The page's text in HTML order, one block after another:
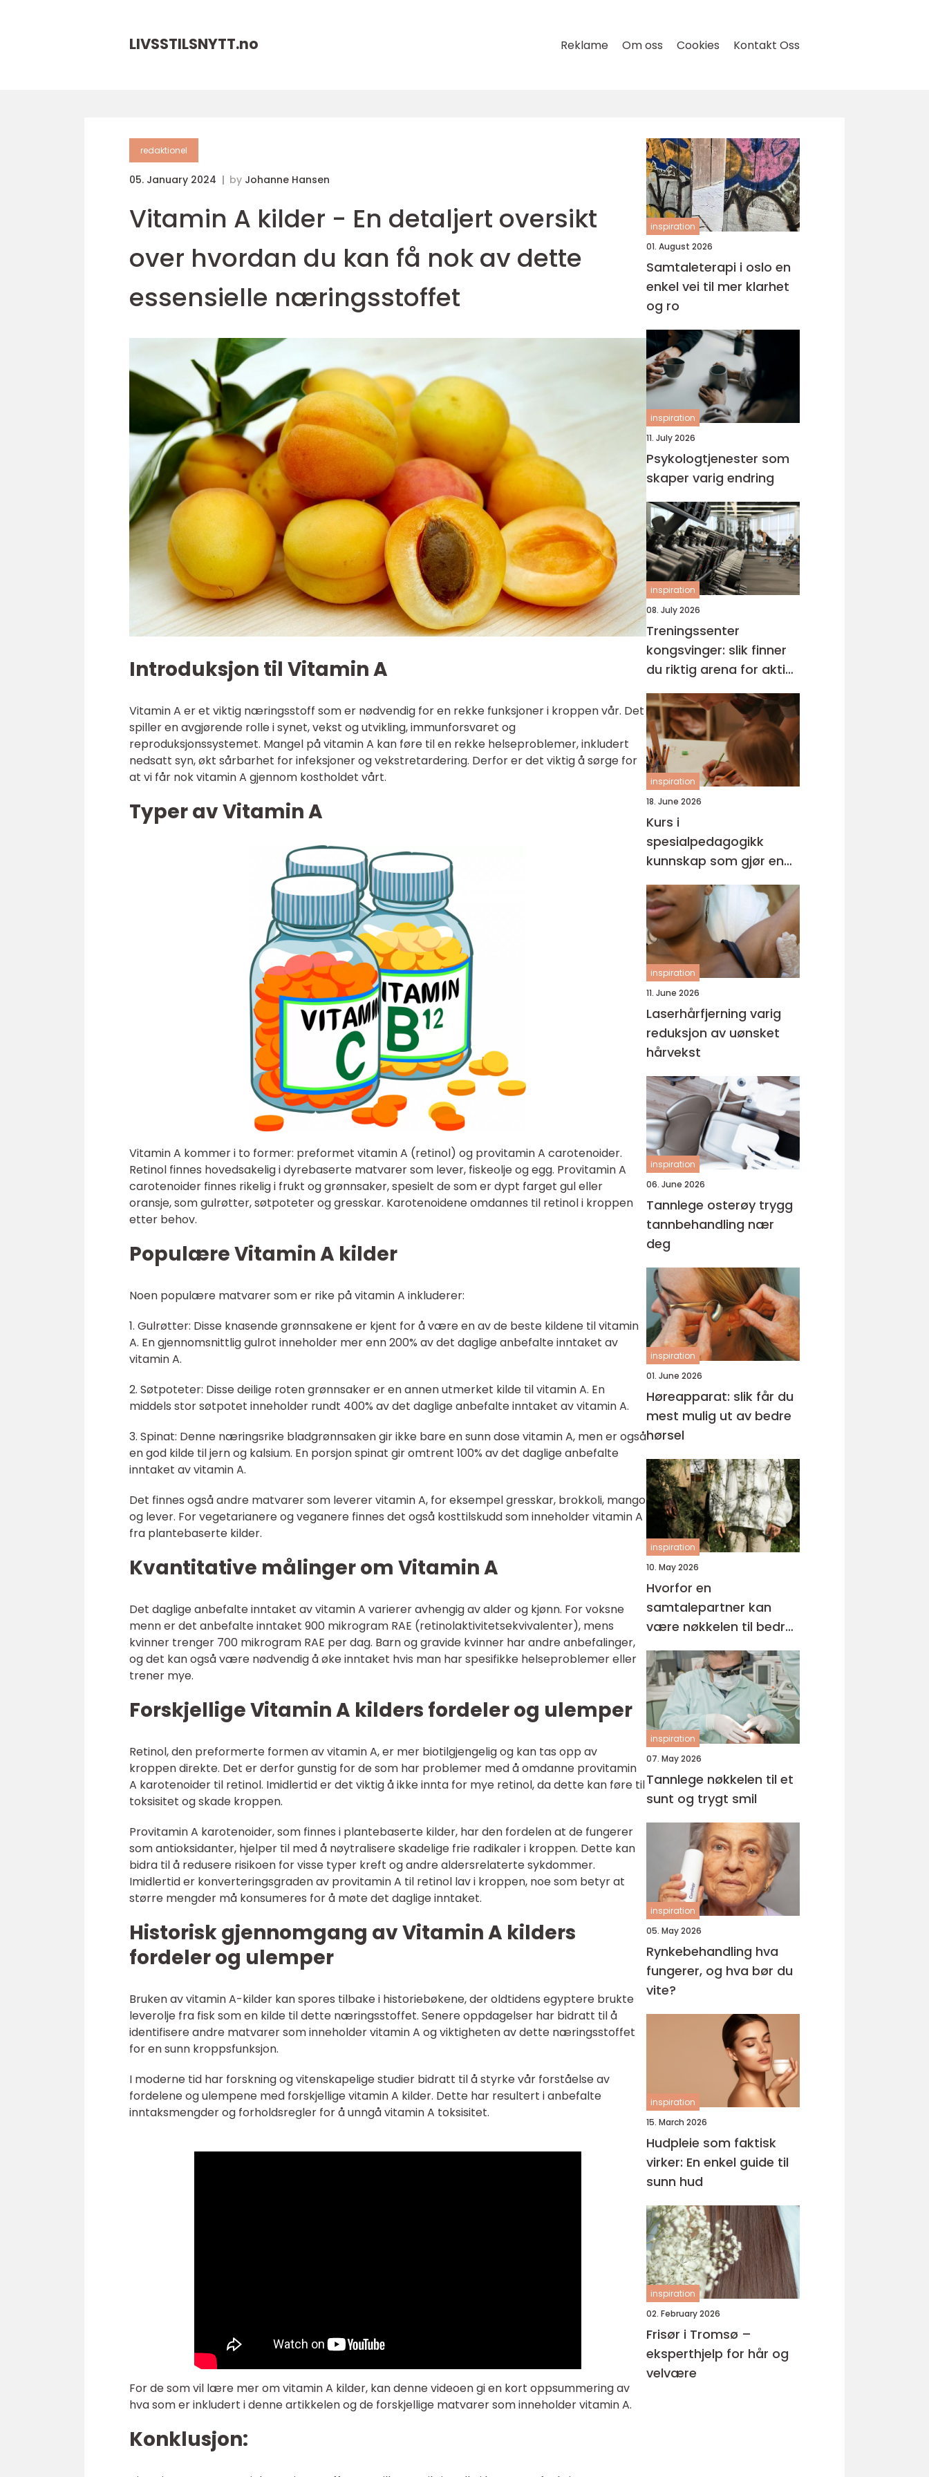
LIVSSTILSNYTT.no Reklame Om oss Cookies Kontakt Oss
redaktionel
05. January 2024 by Johanne Hansen
Vitamin A kilder - En detaljert oversikt
over hvordan du kan få nok av dette
essensielle næringsstoffet
Introduksjon til Vitamin A
Vitamin A er et viktig næringsstoff som er nødvendig for en rekke funksjoner i kroppen vår. Det
spiller en avgjørende rolle i synet, vekst og utvikling, immunforsvaret og
reproduksjonssystemet. Mangel på vitamin A kan føre til en rekke helseproblemer, inkludert
nedsatt syn, økt sårbarhet for infeksjoner og vekstretardering. Derfor er det viktig å sørge for
at vi får nok vitamin A gjennom kostholdet vårt.
Typer av Vitamin A
Vitamin A kommer i to former: preformet vitamin A (retinol) og provitamin A carotenoider.
Retinol finnes hovedsakelig i dyrebaserte matvarer som lever, fiskeolje og egg. Provitamin A
carotenoider finnes rikelig i frukt og grønnsaker, spesielt de som er dypt farget gul eller
oransje, som gulrøtter, søtpoteter og gresskar. Karotenoidene omdannes til retinol i kroppen
etter behov.
Populære Vitamin A kilder
Noen populære matvarer som er rike på vitamin A inkluderer:
1. Gulrøtter: Disse knasende grønnsakene er kjent for å være en av de beste kildene til vitamin
A. En gjennomsnittlig gulrot inneholder mer enn 200% av det daglige anbefalte inntaket av
vitamin A.
2. Søtpoteter: Disse deilige roten grønnsaker er en annen utmerket kilde til vitamin A. En
middels stor søtpotet inneholder rundt 400% av det daglige anbefalte inntaket av vitamin A.
3. Spinat: Denne næringsrike bladgrønnsaken gir ikke bare en sunn dose vitamin A, men er også
en god kilde til jern og kalsium. En porsjon spinat gir omtrent 100% av det daglige anbefalte
inntaket av vitamin A.
Det finnes også andre matvarer som leverer vitamin A, for eksempel gresskar, brokkoli, mango
og lever. For vegetarianere og veganere finnes det også kosttilskudd som inneholder vitamin A
fra plantebaserte kilder.
Kvantitative målinger om Vitamin A
Det daglige anbefalte inntaket av vitamin A varierer avhengig av alder og kjønn. For voksne
menn er det anbefalte inntaket 900 mikrogram RAE (retinolaktivitetsekvivalenter), mens
kvinner trenger 700 mikrogram RAE per dag. Barn og gravide kvinner har andre anbefalinger,
og det kan også være nødvendig å øke inntaket hvis man har spesifikke helseproblemer eller
trener mye.
Forskjellige Vitamin A kilders fordeler og ulemper
Retinol, den preformerte formen av vitamin A, er mer biotilgjengelig og kan tas opp av
kroppen direkte. Det er derfor gunstig for de som har problemer med å omdanne provitamin
A karotenoider til retinol. Imidlertid er det viktig å ikke innta for mye retinol, da dette kan føre til
toksisitet og skade kroppen.
Provitamin A karotenoider, som finnes i plantebaserte kilder, har den fordelen at de fungerer
som antioksidanter, hjelper til med å nøytralisere skadelige frie radikaler i kroppen. Dette kan
bidra til å redusere risikoen for visse typer kreft og andre aldersrelaterte sykdommer.
Imidlertid er konverteringsgraden av provitamin A til retinol lav i kroppen, noe som betyr at
større mengder må konsumeres for å møte det daglige inntaket.
Historisk gjennomgang av Vitamin A kilders
fordeler og ulemper
Bruken av vitamin A-kilder kan spores tilbake i historiebøkene, der oldtidens egyptere brukte
leverolje fra fisk som en kilde til dette næringsstoffet. Senere oppdagelser har bidratt til å
identifisere andre matvarer som inneholder vitamin A og viktigheten av dette næringsstoffet
for en sunn kroppsfunksjon.
I moderne tid har forskning og vitenskapelige studier bidratt til å styrke vår forståelse av
fordelene og ulempene med forskjellige vitamin A kilder. Dette har resultert i anbefalte
inntaksmengder og forholdsregler for å unngå vitamin A toksisitet.
For de som vil lære mer om vitamin A kilder, kan denne videoen gi en kort oppsummering av
hva som er inkludert i denne artikkelen og de forskjellige matvarer som inneholder vitamin A.
Konklusjon:
inspiration
01. August 2026
Samtaleterapi i oslo en
enkel vei til mer klarhet
og ro
inspiration
11. July 2026
Psykologtjenester som
skaper varig endring
inspiration
08. July 2026
Treningssenter
kongsvinger: slik finner
du riktig arena for aktiv
hverdag
inspiration
18. June 2026
Kurs i
spesialpedagogikk
kunnskap som gjør en
forskjell i hverdagen
inspiration
11. June 2026
Laserhårfjerning varig
reduksjon av uønsket
hårvekst
inspiration
06. June 2026
Tannlege osterøy trygg
tannbehandling nær
deg
inspiration
01. June 2026
Høreapparat: slik får du
mest mulig ut av bedre
hørsel
inspiration
10. May 2026
Hvorfor en
samtalepartner kan
være nøkkelen til bedre
hverdagsmestring
inspiration
07. May 2026
Tannlege nøkkelen til et
sunt og trygt smil
inspiration
05. May 2026
Rynkebehandling hva
fungerer, og hva bør du
vite?
inspiration
15. March 2026
Hudpleie som faktisk
virker: En enkel guide til
sunn hud
inspiration
02. February 2026
Frisør i Tromsø –
eksperthjelp for hår og
velvære